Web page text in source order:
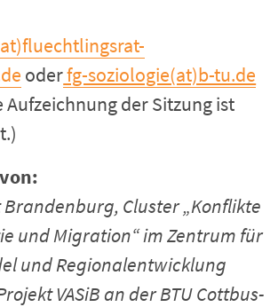
oderfg-soziologie(at)b-tu.de
Aufzeichnung der Sitzung ist
Cluster „Konflikte
und Migration“ im Zentrum für
und Regionalentwicklung
VASiB an der BTU Cottbus-